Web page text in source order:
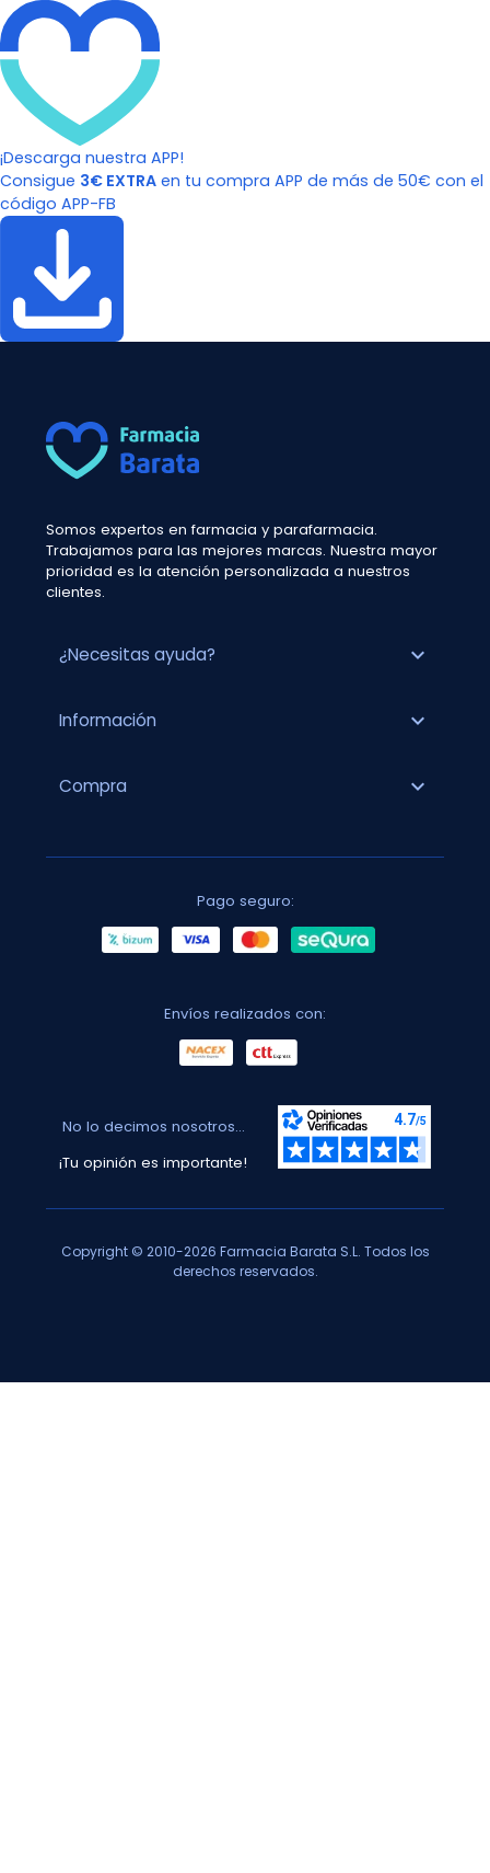
¡Descarga nuestra APP!
Consigue 3€ EXTRA en tu compra APP de más de 50€ con el
código APP-FB
Somos expertos en farmacia y parafarmacia.
Trabajamos para las mejores marcas. Nuestra mayor
prioridad es la atención personalizada a nuestros
clientes.
¿Necesitas ayuda? expand_more
Información expand_more
Compra expand_more
Pago seguro:
Envíos realizados con:
No lo decimos nosotros...
¡Tu opinión es importante!
Copyright © 2010-2026 Farmacia Barata S.L. Todos los
derechos reservados.